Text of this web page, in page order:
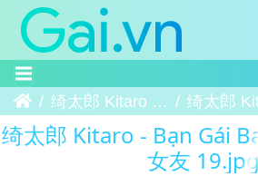
Trang chủ绮太郎 Kitaro - Bạn Gái Bạch Miêu - 白喵女友 绮太郎 Kitaro - Bạn Gái Bạch
绮太郎 Kitaro - Bạn Gái
女友 19.jpg